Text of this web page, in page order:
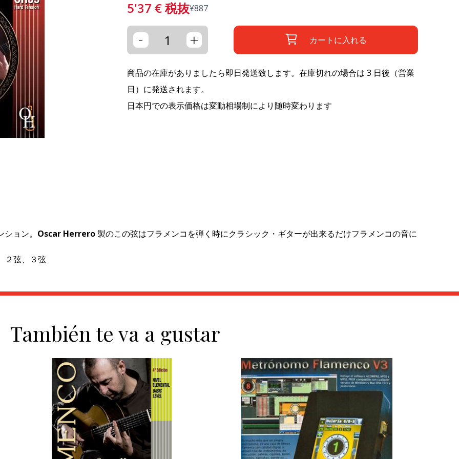
5'37 €税抜¥887
- + カートに入れる
商品の在庫がありましたら即日発送致します。在庫切れの場合は 3 日後（営業
日）に発送されます。
日本円での表示価格は変動相場制により随時変わります
ョン。 Oscar Herrero製のこの弦はフラメンコを弾く時にクラシック・ギターが出来るだけフラメンコの音に
２弦、３弦
También te va a gustar